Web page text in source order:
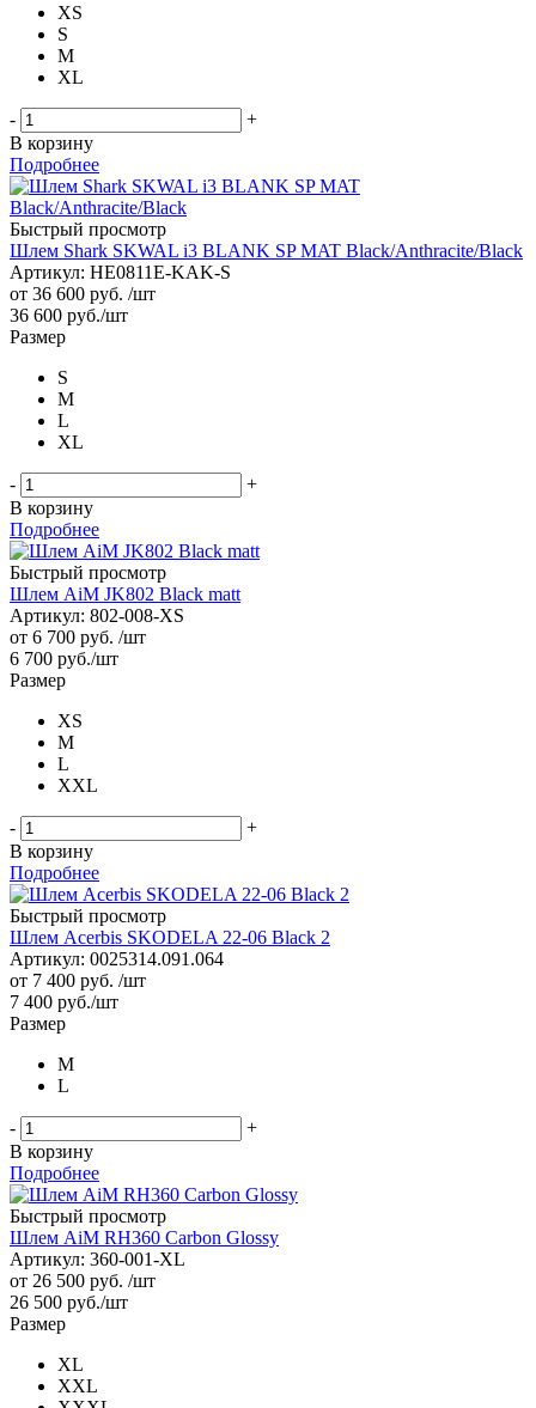
XS
S
M
XL
-
+
В корзину
Подробнее
Быстрый просмотр
Шлем Shark SKWAL i3 BLANK SP MAT Black/Anthracite/Black
Артикул: HE0811E-KAK-S
от 36 600 руб. /шт
36 600 руб./шт
Размер
S
M
L
XL
-
+
В корзину
Подробнее
Быстрый просмотр
Шлем AiM JK802 Black matt
Артикул: 802-008-XS
от 6 700 руб. /шт
6 700 руб./шт
Размер
XS
M
L
XXL
-
+
В корзину
Подробнее
Быстрый просмотр
Шлем Acerbis SKODELA 22-06 Black 2
Артикул: 0025314.091.064
от 7 400 руб. /шт
7 400 руб./шт
Размер
M
L
-
+
В корзину
Подробнее
Быстрый просмотр
Шлем AiM RH360 Carbon Glossy
Артикул: 360-001-XL
от 26 500 руб. /шт
26 500 руб./шт
Размер
XL
XXL